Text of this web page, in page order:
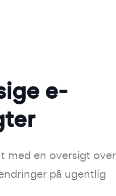
e-
med en oversigt over
på ugentlig